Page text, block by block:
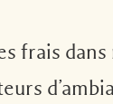
frais